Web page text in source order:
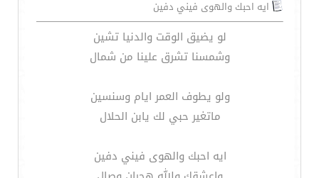
ايه احبك والهوى فيني دفين
لو يضيق الوقت والدنيا تشين
وشمسنا تشرق علينا من شمال
ولو يطوف العمر ايام وسنسين
ماتغير حبي لك يابن الحلال
ايه احبك والهوى فيني دفين